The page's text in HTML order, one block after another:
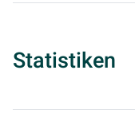
Statistiken